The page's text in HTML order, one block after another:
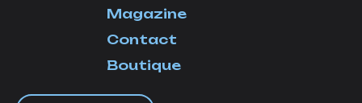
Magazine
Contact
Boutique